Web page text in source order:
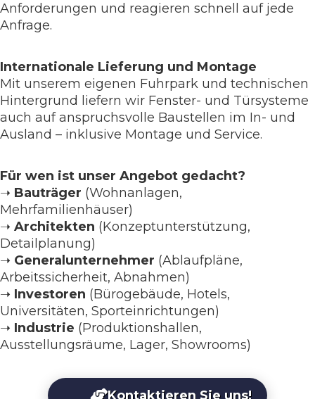
Anforderungen und reagieren schnell auf jede
Anfrage.
Internationale Lieferung und Montage
Mit unserem eigenen Fuhrpark und technischen
Hintergrund liefern wir Fenster- und Türsysteme
auch auf anspruchsvolle Baustellen im In- und
Ausland – inklusive Montage und Service.
Für wen ist unser Angebot gedacht?
➝ Bauträger (Wohnanlagen,
Mehrfamilienhäuser)
➝ Architekten (Konzeptunterstützung,
Detailplanung)
➝ Generalunternehmer (Ablaufpläne,
Arbeitssicherheit, Abnahmen)
➝ Investoren (Bürogebäude, Hotels,
Universitäten, Sporteinrichtungen)
➝ Industrie (Produktionshallen,
Ausstellungsräume, Lager, Showrooms)
Kontaktieren Sie uns!